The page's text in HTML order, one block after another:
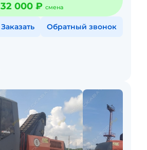
32 000 ₽ смена
Заказать Обратный звонок